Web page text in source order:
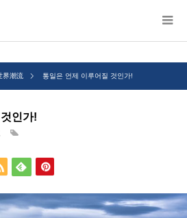
界潮流 통일은 언제 이루어질 것인가!
인가!